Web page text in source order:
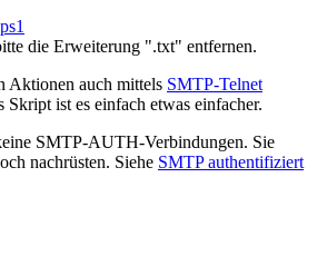
die Erweiterung ".txt" entfernen.
Aktionen auch mittels SMTP-Telnet
ist es einfach etwas einfacher.
SMTP-AUTH-Verbindungen. Sie
nachrüsten. Siehe SMTP authentifiziert